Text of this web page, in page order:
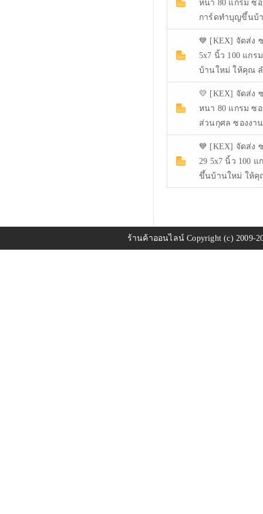
หนา 80 แกรม ซ
การ์ดทำบุญขึ้นบ้
💙 [KEX] จัดส่ง
5x7 นิ้ว 100 แก
บ้านใหม่ ให้คุณ
💛 [KEX] จัดส่ง
หนา 80 แกรม ซ
ส่วนกุศล ซองงา
💙 [KEX] จัดส่ง
29 5x7 นิ้ว 100
ขึ้นบ้านใหม่ ให้
ร้านค้าออนไลน์Copyright (c) 2009-